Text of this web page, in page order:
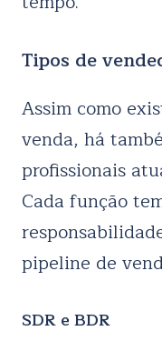
Tipos de
Assim como
venda, há
profissionais
Cada função
pipeline de
SDR e BDR